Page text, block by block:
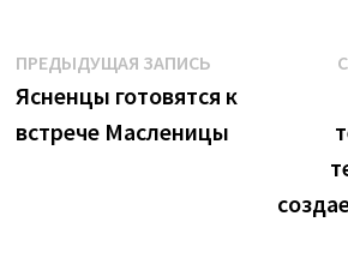
Навигация
по
записям
ПРЕДЫДУЩАЯ ЗАПИСЬПредыдущая
запись:
Ясненцы готовятся к
встрече Масленицы